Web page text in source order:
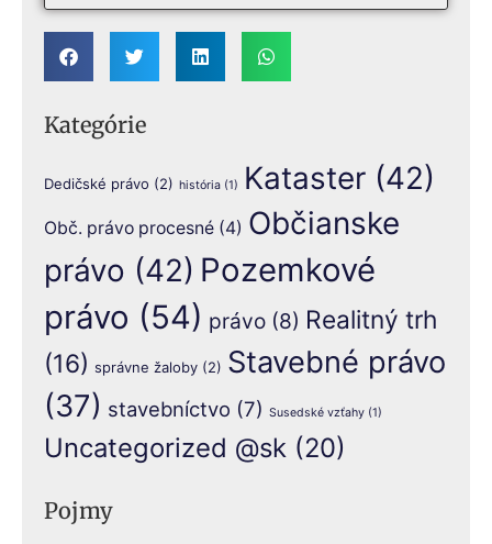
Kategórie
Dedičské právo (2) história (1) Kataster (42)
Obč. právo procesné (4) Občianske
právo (42) Pozemkové
právo (54) právo (8) Realitný trh
(16) správne žaloby (2) Stavebné právo
(37) stavebníctvo (7) Susedské vzťahy (1)
Uncategorized @sk (20)
Pojmy